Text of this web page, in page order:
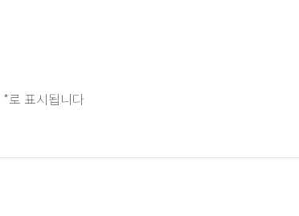
*로 표시됩니다